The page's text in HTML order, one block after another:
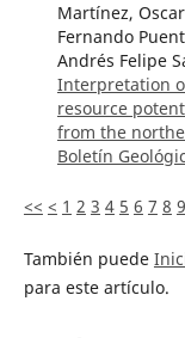
Martínez,
Fernando
Andrés Felipe
Interpretation
resource
from the
Boletín
<< < 1 2 3 4 5 6 7 8 9
También puede
para este artículo.